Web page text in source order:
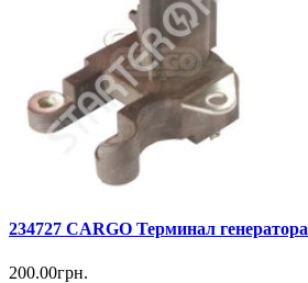
234727 CARGO Терминал генератора
200.00грн.